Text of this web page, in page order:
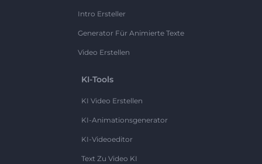
Intro Ersteller
Generator Für Animierte Texte
Video Erstellen
KI-Tools
KI Video Erstellen
KI-Animationsgenerator
KI-Videoeditor
Text Zu Video KI